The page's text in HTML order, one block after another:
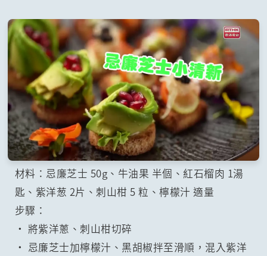
材料：忌廉芝士 50g、牛油果 半個、紅石榴肉 1湯
匙、紫洋葱 2片、刺山柑 5 粒、檸檬汁 適量
步驟：
• 將紫洋蔥、刺山柑切碎
• 忌廉芝士加檸檬汁、黑胡椒拌至滑順，混入紫洋